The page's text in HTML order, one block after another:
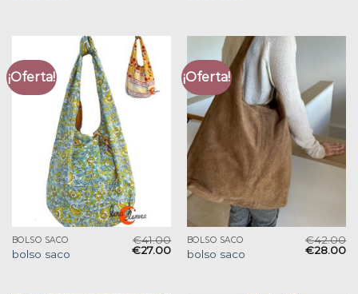
¡Oferta!
BOLSO SACO
bolso saco
€41.00
€27.00
¡Oferta!
BOLSO SACO
bolso saco
€42.00
€28.00